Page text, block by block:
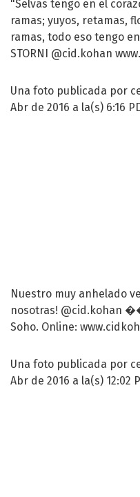
"Selvas tengo en el
ramas; yuyos, retamas,
ramas, todo eso tengo
STORNI @cid.kohan
Una foto publicada por
Abr de 2016 a la(s) 6:16
Nuestro muy anhelado
nosotras! @cid.kohan
Soho. Online:
Una foto publicada por
Abr de 2016 a la(s) 12:02